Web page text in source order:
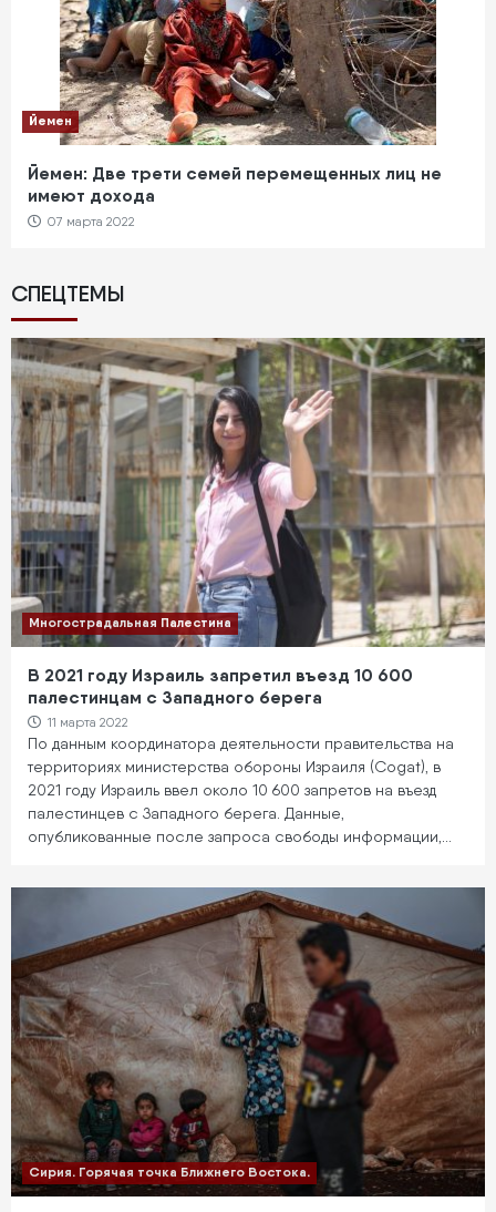
Йемен
Йемен: Две трети семей перемещенных лиц не
имеют дохода
07 марта 2022
СПЕЦТЕМЫ
Многострадальная Палестина
В 2021 году Израиль запретил въезд 10 600
палестинцам с Западного берега
11 марта 2022
По данным координатора деятельности правительства на
территориях министерства обороны Израиля (Cogat), в
2021 году Израиль ввел около 10 600 запретов на въезд
палестинцев с Западного берега. Данные,
опубликованные после запроса свободы информации,…
Сирия. Горячая точка Ближнего Востока.